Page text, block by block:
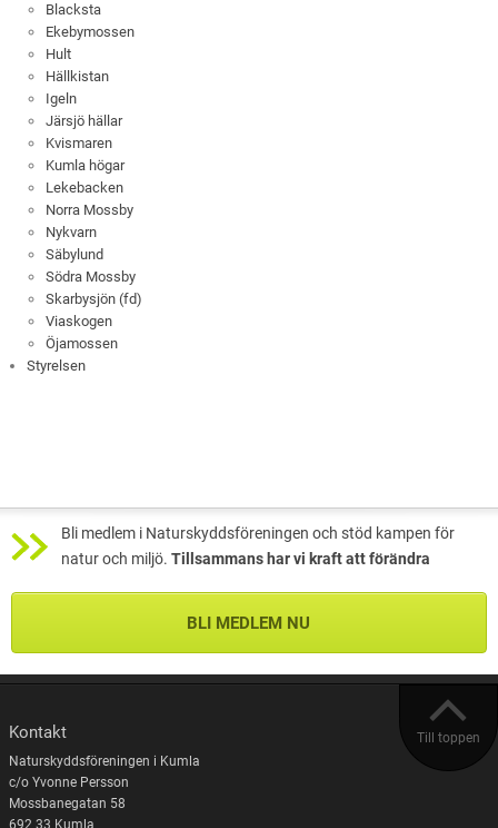
Blacksta
Ekebymossen
Hult
Hällkistan
Igeln
Järsjö hällar
Kvismaren
Kumla högar
Lekebacken
Norra Mossby
Nykvarn
Säbylund
Södra Mossby
Skarbysjön (fd)
Viaskogen
Öjamossen
Styrelsen
Bli medlem i Naturskyddsföreningen och stöd kampen för
natur och miljö. Tillsammans har vi kraft att förändra
BLI MEDLEM NU
Till toppen
Kontakt
Naturskyddsföreningen i Kumla
c/o Yvonne Persson
Mossbanegatan 58
692 33 Kumla